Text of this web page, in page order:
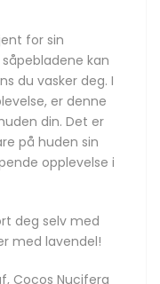
for sin
kan
du vasker deg. I
er denne
din. Det er
på huden sin
opplevelse i
deg selv med
med lavendel!
Cocos Nucifera